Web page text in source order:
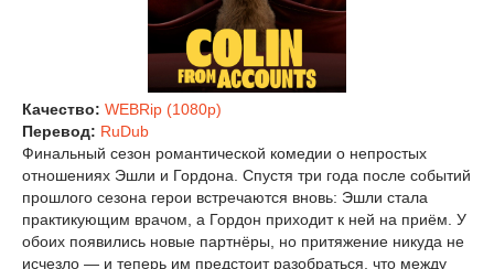
Качество: WEBRip (1080p)
Перевод: RuDub
Финальный сезон романтической комедии о непростых
отношениях Эшли и Гордона. Спустя три года после событий
прошлого сезона герои встречаются вновь: Эшли стала
практикующим врачом, а Гордон приходит к ней на приём. У
обоих появились новые партнёры, но притяжение никуда не
исчезло — и теперь им предстоит разобраться, что между